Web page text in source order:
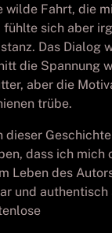
wilde Fahrt, die
fühlte sich aber
Das Dialog
die Spannung
aber die
trübe.
dieser
dass ich mich
Leben des
und authentisch